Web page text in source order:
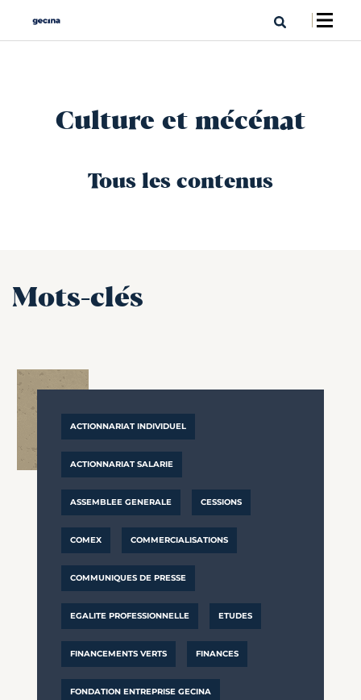
Culture et mécénat
Tous les contenus
Mots-clés
ACTIONNARIAT INDIVIDUEL
ACTIONNARIAT SALARIE
ASSEMBLEE GENERALE CESSIONS
COMEX COMMERCIALISATIONS
COMMUNIQUES DE PRESSE
EGALITE PROFESSIONNELLE ETUDES
FINANCEMENTS VERTS FINANCES
FONDATION ENTREPRISE GECINA